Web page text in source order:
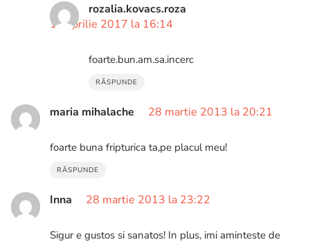
rozalia.kovacs.roza
19 aprilie 2017 la 16:14
foarte.bun.am.sa.incerc
RĂSPUNDE
maria mihalache 28 martie 2013 la 20:21
foarte buna fripturica ta,pe placul meu!
RĂSPUNDE
Inna 28 martie 2013 la 23:22
Sigur e gustos si sanatos! In plus, imi aminteste de